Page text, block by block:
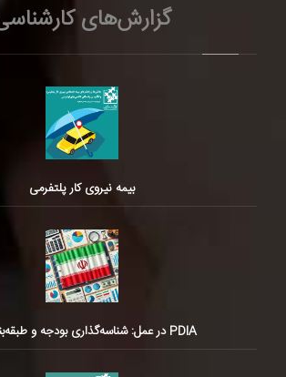
گزارش‌های
بیمه نیروی کار پلتفرمی
PDIA در عمل: شناسه‌گذاری بودجه و طبقه‌بندی آن